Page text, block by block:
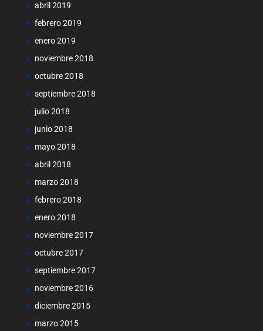
abril 2019
febrero 2019
enero 2019
noviembre 2018
octubre 2018
septiembre 2018
julio 2018
junio 2018
mayo 2018
abril 2018
marzo 2018
febrero 2018
enero 2018
noviembre 2017
octubre 2017
septiembre 2017
noviembre 2016
diciembre 2015
marzo 2015